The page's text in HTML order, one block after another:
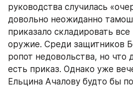
руководства случилась
довольно неожиданно
приказало складировать
оружие. Среди защитников
ропот недовольства, но что
есть приказ. Однако уже
Ельцина Ачалову будто бы